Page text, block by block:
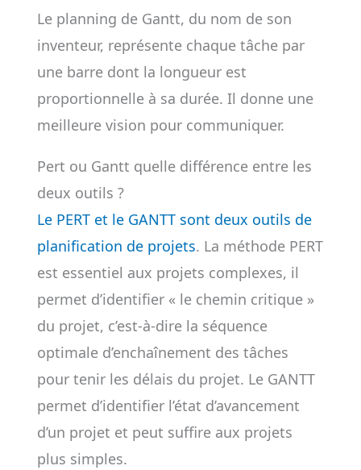
Le planning de Gantt, du nom de son
inventeur, représente chaque tâche par
une barre dont la longueur est
proportionnelle à sa durée. Il donne une
meilleure vision pour communiquer.
Pert ou Gantt quelle différence entre les
deux outils ?
Le PERT et le GANTT sont deux outils de
planification de projets. La méthode PERT
est essentiel aux projets complexes, il
permet d’identifier « le chemin critique »
du projet, c’est-à-dire la séquence
optimale d’enchaînement des tâches
pour tenir les délais du projet. Le GANTT
permet d’identifier l’état d’avancement
d’un projet et peut suffire aux projets
plus simples.